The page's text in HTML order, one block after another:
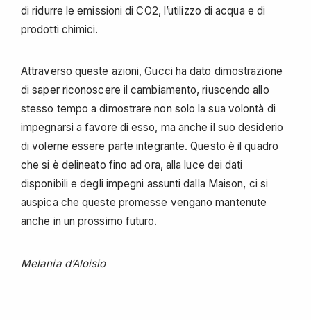
di ridurre le emissioni di CO2, l’utilizzo di acqua e di
prodotti chimici.
Attraverso queste azioni, Gucci ha dato dimostrazione
di saper riconoscere il cambiamento, riuscendo allo
stesso tempo a dimostrare non solo la sua volontà di
impegnarsi a favore di esso, ma anche il suo desiderio
di volerne essere parte integrante. Questo è il quadro
che si è delineato fino ad ora, alla luce dei dati
disponibili e degli impegni assunti dalla Maison, ci si
auspica che queste promesse vengano mantenute
anche in un prossimo futuro.
Melania d’Aloisio